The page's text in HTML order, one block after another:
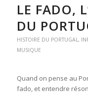
LE FADO,
DU
HISTOIRE DU PORTUGAL,
MUSIQUE
Quand on pense au
fado, et entendre